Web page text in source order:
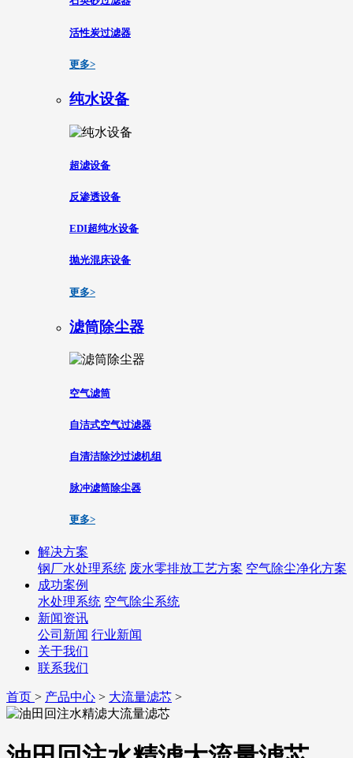
活性炭过滤器
更多>
纯水设备
超滤设备
反渗透设备
EDI超纯水设备
抛光混床设备
更多>
滤筒除尘器
空气滤筒
自洁式空气过滤器
自清洁除沙过滤机组
脉冲滤筒除尘器
更多>
解决方案
钢厂水处理系统 废水零排放工艺方案 空气除尘净化方案
成功案例
水处理系统 空气除尘系统
新闻资讯
公司新闻 行业新闻
关于我们
联系我们
首页 > 产品中心 > 大流量滤芯 >